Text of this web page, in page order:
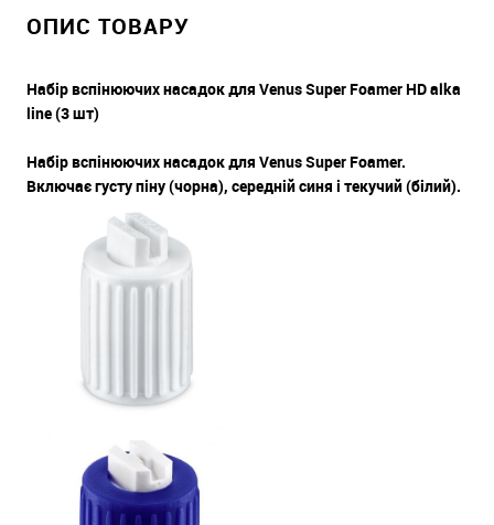
ОПИС ТОВАРУ
Набір вспінюючих насадок для Venus Super Foamer HD alka
line (3 шт)
Набір вспінюючих насадок для Venus Super Foamer.
Включає густу піну (чорна), середній синя і текучий (білий).